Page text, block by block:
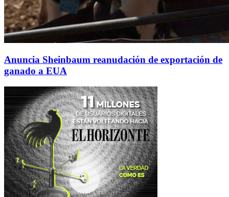
Anuncia Sheinbaum reanudación de exportación de
ganado a EUA